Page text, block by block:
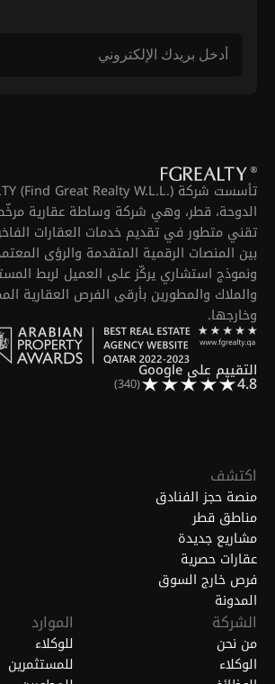
الدوحة، قطر، وهي شركة وساطة عقارية
تقني متطور في تقديم خدمات العقارات
بين المنصات الرقمية المتقدمة والرؤى
ونموذج استشاري يركّز على العميل لربط
والملاك والمطورين بأرقى الفرص العقارية
وخارجها.
التقييم على Google
4.8
(340)
اكتشف
منصة حجز الفنادق
مناطق قطر
مشاريع جديدة
عقارات حصرية
فرص خارج السوق
المدونة
الشركة
من نحن
الوكلاء
الموارد
للوكلاء
للمستثمرين